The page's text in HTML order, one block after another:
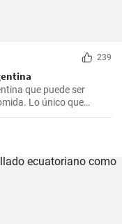
239
que puede ser
Lo único que